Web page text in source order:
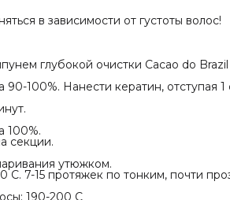
♥ ♥ ♥ ♡ ♡
Нужно ли сделать тест на
Да
Блеск
✦✦✦✦✧
в зависимости от густоты волос!
глубокой очистки Cacao do Brazil
90-100%. Нанести кератин, отступая
100%.
секции.
утюжком.
С. 7-15 протяжек по тонким, почти
190-200 С